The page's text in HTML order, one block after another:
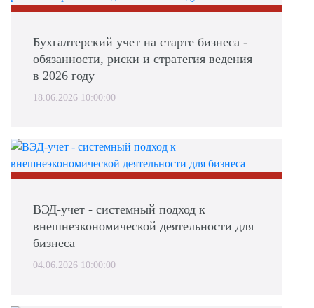
Бухгалтерский учет на старте бизнеса -
обязанности, риски и стратегия ведения
в 2026 году
18.06.2026 10:00:00
ВЭД-учет - системный подход к
внешнеэкономической деятельности для
бизнеса
04.06.2026 10:00:00